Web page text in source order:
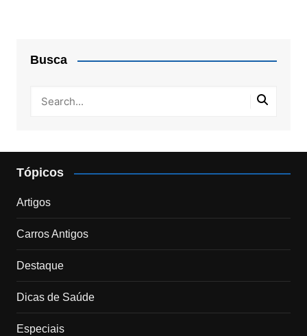
Busca
Tópicos
Artigos
Carros Antigos
Destaque
Dicas de Saúde
Especiais